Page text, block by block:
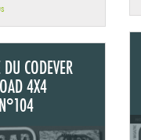
CODEVER
4X4